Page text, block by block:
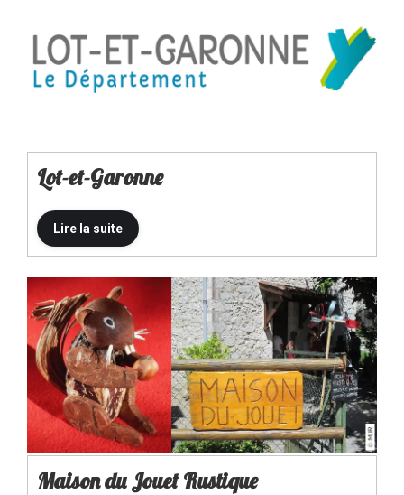
Lot-et-Garonne
Maison du Jouet Rustique